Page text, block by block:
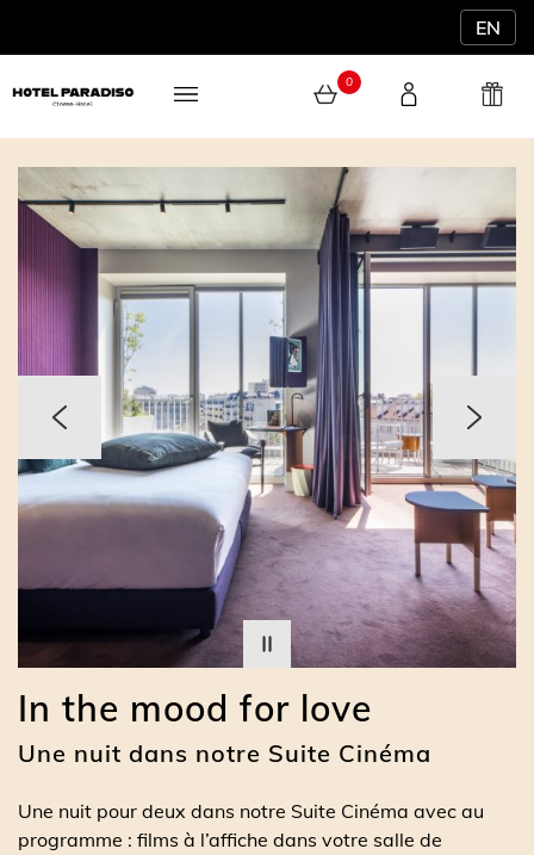
EN
0
0 article au panier
In the mood for love
Une nuit dans notre Suite Cinéma
Une nuit pour deux dans notre Suite Cinéma avec au
programme : films à l’affiche dans votre salle de